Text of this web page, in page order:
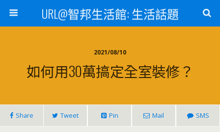
URL@智邦生活館: 生活話題
2021/08/10
如何用30萬搞定全室裝修？
Share Tweet Pin Mail SMS